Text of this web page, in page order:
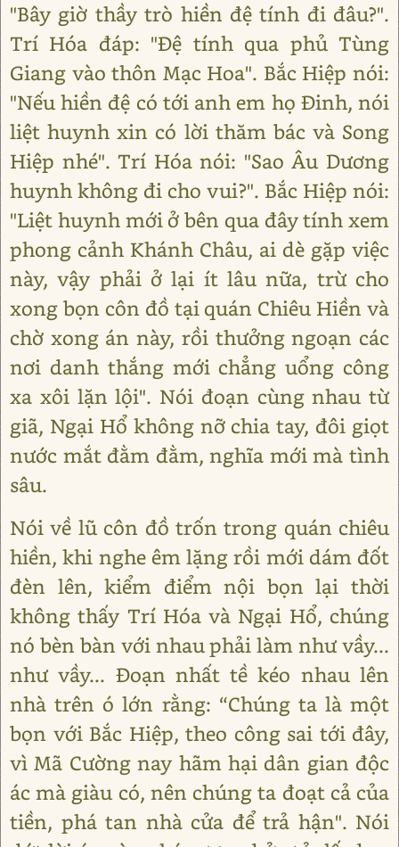
"Bây giờ thầy trò hiền đệ tính đi đâu?".
Trí Hóa đáp: "Đệ tính qua phủ Tùng
Giang vào thôn Mạc Hoa". Bắc Hiệp nói:
"Nếu hiền đệ có tới anh em họ Đinh, nói
liệt huynh xin có lời thăm bác và Song
Hiệp nhé". Trí Hóa nói: "Sao Âu Dương
huynh không đi cho vui?". Bắc Hiệp nói:
"Liệt huynh mới ở bên qua đây tính xem
phong cảnh Khánh Châu, ai dè gặp việc
này, vậy phải ở lại ít lâu nữa, trừ cho
xong bọn côn đồ tại quán Chiêu Hiền và
chờ xong án này, rồi thưởng ngoạn các
nơi danh thắng mới chẳng uổng công
xa xôi lặn lội". Nói đoạn cùng nhau từ
giã, Ngại Hổ không nỡ chia tay, đôi giọt
nước mắt đằm đằm, nghĩa mới mà tình
sâu.
Nói về lũ côn đồ trốn trong quán chiêu
hiền, khi nghe êm lặng rồi mới dám đốt
đèn lên, kiểm điểm nội bọn lại thời
không thấy Trí Hóa và Ngại Hổ, chúng
nó bèn bàn với nhau phải làm như vầy...
như vầy... Đoạn nhất tề kéo nhau lên
nhà trên ó lớn rằng: “Chúng ta là một
bọn với Bắc Hiệp, theo công sai tới đây,
vì Mã Cường nay hãm hại dân gian độc
ác mà giàu có, nên chúng ta đoạt cả của
tiền, phá tan nhà cửa để trả hận". Nói